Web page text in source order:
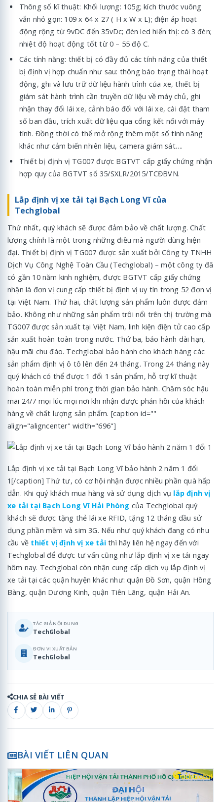
Thông số kĩ thuật: Khối lượng: 105g; kích thước vuông
vắn nhỏ gọn: 109 x 64 x 27 ( H x W x L); điện áp hoạt
động rộng từ 9vDC đến 35vDc; đèn led hiển thị: có 3 đèn;
nhiệt độ hoạt động tốt từ 0 – 55 độ C.
Các tính năng: thiết bị có đầy đủ các tính năng của thiết
bị định vị hợp chuẩn như sau: thông báo trạng thái hoạt
động, ghi và lưu trữ dữ liệu hành trình của xe, thiết bị
giám sát hành trình cần truyền dữ liệu về máy chủ, ghi
nhận thay đổi lái xe, cảnh báo đối với lái xe, cài đặt tham
số ban đầu, trích xuất dữ liệu qua cổng kết nối với máy
tính. Đồng thời có thể mở rộng thêm một số tính năng
khác như cảm biến nhiên liệu, camera giám sát….
Thiết bị định vị TG007 được BGTVT cấp giấy chứng nhận
hợp quy của BGTVT số 35/SXLR/2015/TCĐBVN.
Lắp định vị xe tải tại Bạch Long Vĩ của
Techglobal
Thứ nhất, quý khách sẽ được đảm bảo về chất lượng. Chất
lượng chính là một trong những điều mà người dùng hiện
đại. Thiết bị định vị TG007 được sản xuất bởi Công ty TNHH
Dịch Vụ Công Nghệ Toàn Cầu (Techglobal) – một công ty đã
có gần 10 năm kinh nghiệm, được BGTVT cấp giấy chứng
nhận là đơn vị cung cấp thiết bị định vị uy tín trong 52 đơn vị
tại Việt Nam. Thứ hai, chất lượng sản phẩm luôn được đảm
bảo. Không như những sản phẩm trôi nổi trên thị trường mà
TG007 được sản xuất tại Việt Nam, linh kiện điện tử cao cấp
sản xuất hoàn toàn trong nước. Thứ ba, bảo hành dài hạn,
hậu mãi chu đáo. Techglobal bảo hành cho khách hàng các
sản phẩm định vị ô tô lên đến 24 tháng. Trong 24 tháng này
quý khách có thể được 1 đổi 1 sản phẩm, hỗ trợ kĩ thuật
hoàn toàn miễn phí trong thời gian bảo hành. Chăm sóc hậu
mãi 24/7 mọi lúc mọi nơi khi nhận được phản hồi của khách
hàng về chất lượng sản phẩm. [caption id=""
align="aligncenter" width="696"]
Lắp định vị xe tải tại Bạch Long Vĩ bảo hành 2 năm 1 đổi
1[/caption] Thứ tư, có cơ hội nhận được nhiều phần quà hấp
dẫn. Khi quý khách mua hàng và sử dụng dịch vụ lắp định vị
xe tải tại Bạch Long Vĩ Hải Phòng của Techglobal quý
khách sẽ được tặng thẻ lái xe RFID, tặng 12 tháng dầu sử
dụng phần mềm và sim 3G. Nếu như quý khách đang có nhu
cầu về thiết vị định vị xe tải thì hãy liên hệ ngay đến với
Techglobal để được tư vấn cũng như lắp định vị xe tải ngay
hôm nay. Techglobal còn nhận cung cấp dịch vụ lắp định vị
xe tải tại các quận huyện khác như: quận Đồ Sơn, quận Hồng
Bàng, quận Dương Kinh, quận Tiên Lãng, quận Hải An.
TÁC GIẢ NỘI DUNG
TechGlobal
ĐƠN VỊ XUẤT BẢN
TechGlobal
CHIA SẺ BÀI VIẾT
BÀI VIẾT LIÊN QUAN